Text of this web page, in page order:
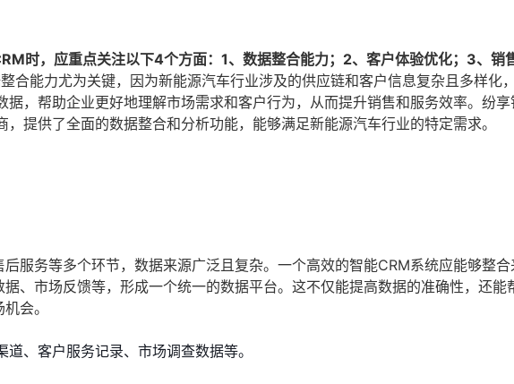
时，应重点关注以下4个方面：1、数据整合能力；2、客户体验优化；3、销
合能力尤为关键，因为新能源汽车行业涉及的供应链和客户信息复杂且多样化
据，帮助企业更好地理解市场需求和客户行为，从而提升销售和服务效率。纷享
提供了全面的数据整合和分析功能，能够满足新能源汽车行业的特定需求。
服务等多个环节，数据来源广泛且复杂。一个高效的智能CRM系统应能够整合
、市场反馈等，形成一个统一的数据平台。这不仅能提高数据的准确性，还能
会。
道、客户服务记录、市场调查数据等。